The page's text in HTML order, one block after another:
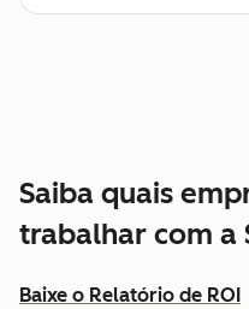
Saiba quais
trabalhar com a
Baixe o Relatório de ROI